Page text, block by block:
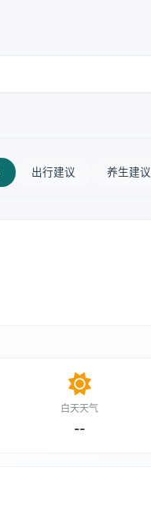
出行建议 养生建议
白天天气
--